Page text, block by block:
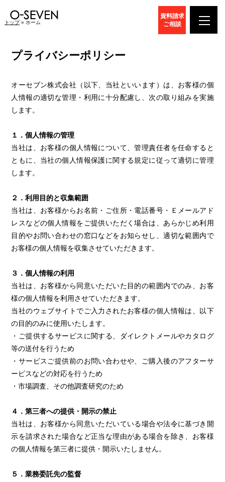
資料請求
ご相談
トップ» ホーム
プライバシーポリシー
オーセブン株式会社（以下、当社といいます）は、お客様の個
人情報の適切な管理・利用に十分配慮し、次の取り組みを実施
します。
１．個人情報の管理
当社は、お客様の個人情報について、管理責任者を任命すると
ともに、当社の個人情報保護に関する規定に従って適切に管理
します。
２．利用目的と収集範囲
当社は、お客様からお名前・ご住所・電話番号・Ｅメールアド
レスなどの個人情報をご提供いただく場合は、あらかじめ利用
目的やお問い合わせの窓口などをお知らせし、適切な範囲内で
お客様の個人情報を収集させていただきます。
３．個人情報の利用
当社は、お客様から同意いただいた目的の範囲内でのみ、お客
様の個人情報を利用させていただきます。
当社のウェブサイトでご入力されたお客様の個人情報は、以下
の目的のみに使用いたします。
・ご提供するサービスに関する、ダイレクトメールやカタログ
等の送付を行うため
・サービスご提供前のお問い合わせや、ご購入後のアフターサ
ービスなどの対応を行うため
・市場調査、その他調査研究のため
４．第三者への提供・開示の禁止
当社は、お客様から同意いただいている場合や法令に基づき開
示を請求された場合など正当な理由がある場合を除き、お客様
の個人情報を第三者に提供・開示いたしません。
５．業務委託先の監督